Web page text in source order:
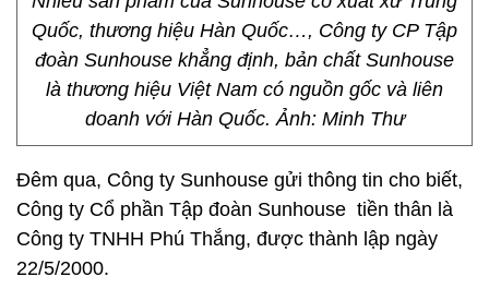
Quốc, thương hiệu Hàn Quốc…, Công ty CP Tập
đoàn Sunhouse khẳng định, bản chất Sunhouse
là thương hiệu Việt Nam có nguồn gốc và liên
doanh với Hàn Quốc. Ảnh: Minh Thư
Đêm qua, Công ty Sunhouse gửi thông tin cho biết,
Công ty Cổ phần Tập đoàn Sunhouse tiền thân là
Công ty TNHH Phú Thắng, được thành lập ngày
22/5/2000.